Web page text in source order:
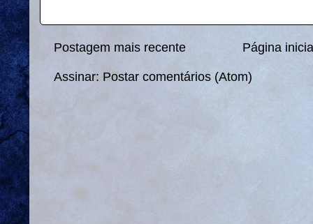
Postagem mais recente Página
Assinar: Postar comentários (Atom)